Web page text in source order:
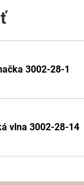
3002-28-1
vlna 3002-28-14